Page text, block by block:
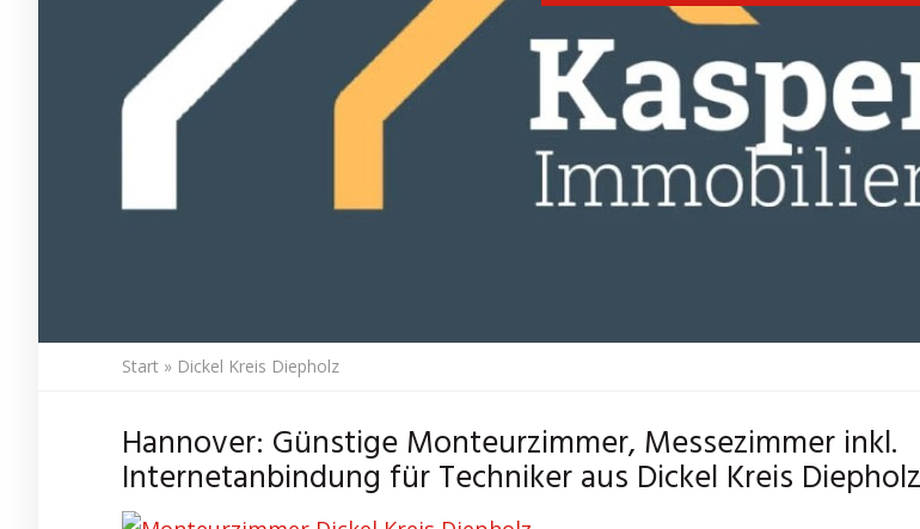
Start » Dickel Kreis Diepholz
Hannover: Günstige Monteurzimmer, Messezimmer inkl.
Internetanbindung für Techniker aus Dickel Kreis